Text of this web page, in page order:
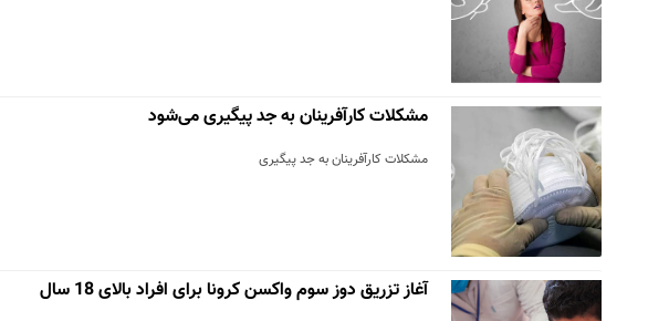
مشکلات کارآفرینان به جد پیگیری می‌شود
مشکلات کارآفرینان به جد پیگیری
آغاز تزریق دوز سوم واکسن کرونا برای افراد بالای 18 سال